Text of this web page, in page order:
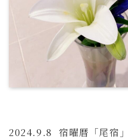
2024.9.8 宿曜暦「尾宿